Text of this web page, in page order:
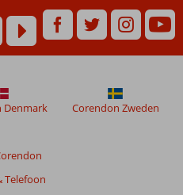
Telefoon
Denmark Corendon Zweden